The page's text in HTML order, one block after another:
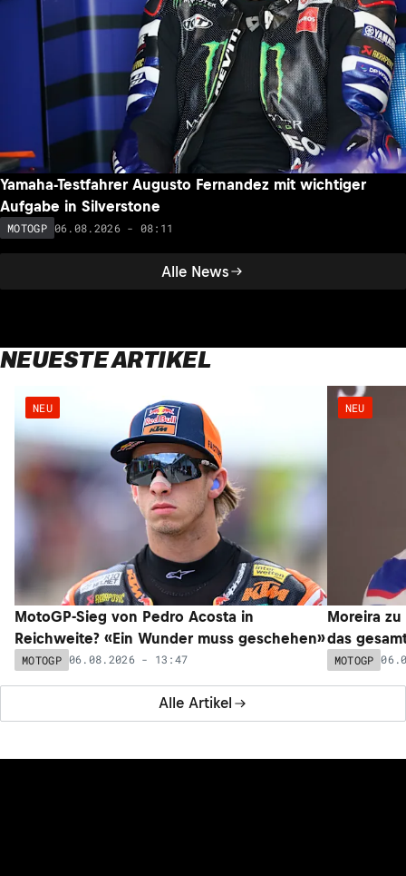
Alle News
Yamaha-Testfahrer Augusto Fernandez mit wichtiger
Aufgabe in Silverstone
MOTOGP 06.08.2026 - 08:11
NEUESTE ARTIKEL
Alle Artikel
NEU
MotoGP-Sieg von Pedro Acosta in
Reichweite? «Ein Wunder muss geschehen»
MOTOGP 06.08.2026 - 13:47
NEU
Moreira
das
MOTOGP